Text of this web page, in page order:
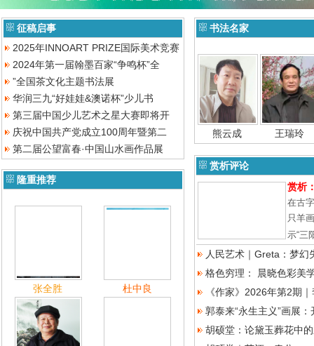
征稿启事
2025年INNOART PRIZE国际美术竞赛
2024年第一届翰墨百家“争鸣杯”全
”全国茶文化主题书法展
华润三九“好娃娃&澳诺杯”少儿书
第三届中国少儿艺术之星大赛即将开
庆祝中国共产党成立100周年暨第二
第二届公望富春·中国山水画作品展
隆重推荐
张全胜 杜中良
书法名家
熊云成 王瑞玲
赏析评论
赏析
在古
只羊
示“三
人民艺术｜Greta：梦幻
格色穷理： 晨晓色彩美
《作家》2026年第2期
郭泰来“永生主义”画展
胡硕堂：论黛玉葬花中